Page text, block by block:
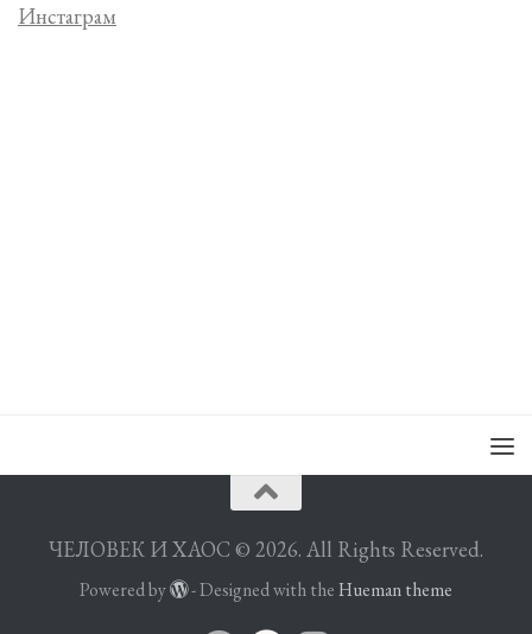
Инстаграм
ЧЕЛОВЕК И ХАОС © 2026. All Rights Reserved.
Powered by - Designed with theHueman theme